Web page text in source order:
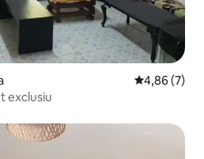
4,86 de
4,86 (7)
exclusiu